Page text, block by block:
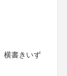
横書きいず